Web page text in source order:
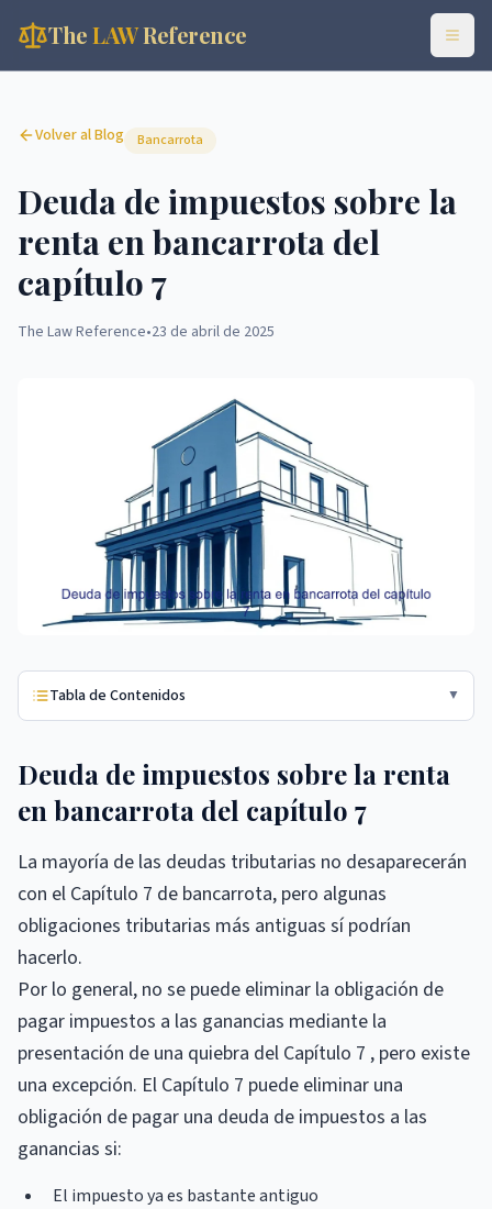
TheLAWReference
Volver al Blog Bancarrota
Deuda de impuestos sobre la
renta en bancarrota del
capítulo 7
The Law Reference•23 de abril de 2025
Tabla de Contenidos ▼
Deuda de impuestos sobre la renta
en bancarrota del capítulo 7
La mayoría de las deudas tributarias no desaparecerán
con el Capítulo 7 de bancarrota, pero algunas
obligaciones tributarias más antiguas sí podrían
hacerlo.
Por lo general, no se puede eliminar la obligación de
pagar impuestos a las ganancias mediante la
presentación de una quiebra del Capítulo 7 , pero existe
una excepción. El Capítulo 7 puede eliminar una
obligación de pagar una deuda de impuestos a las
ganancias si:
El impuesto ya es bastante antiguo